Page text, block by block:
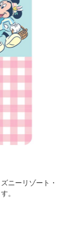
ニーリゾート・
。